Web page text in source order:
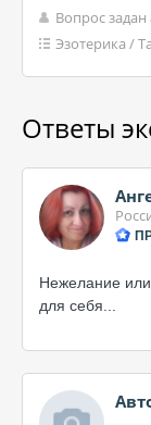
Вопрос
Эзотерика /
Ответы
Нежелание или
для себя...